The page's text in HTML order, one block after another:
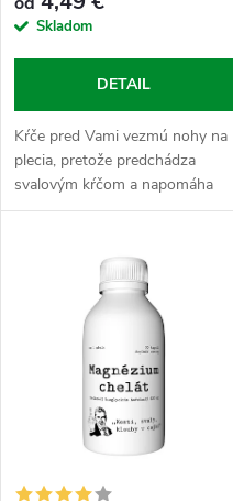
o
d
u
k
o
u
k
Skladom
DETAIL
Kŕče pred Vami vezmú nohy na
plecia, pretože predchádza
svalovým kŕčom a napomáha
regenerácii, zdravie kostí, svalov
namoženým svalom a...